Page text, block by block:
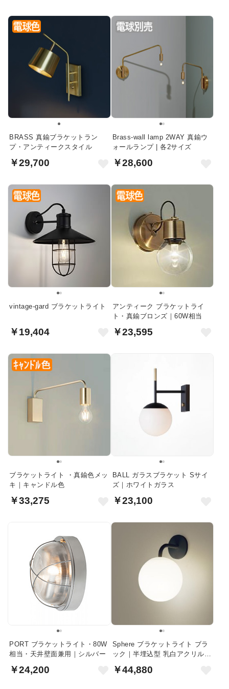
BRASS 真鍮ブラケットラン
プ・アンティークスタイル
￥29,700
Brass-wall lamp 2WAY 真鍮ウ
ォールランプ | 各2サイズ
￥28,600
vintage-gard ブラケットライト
￥19,404
アンティーク ブラケットライ
ト・真鍮ブロンズ｜60W相当
￥23,595
ブラケットライト ・真鍮色メッ
キ｜キャンドル色
￥33,275
BALL ガラスブラケット Sサイ
ズ｜ホワイトガラス
￥23,100
PORT ブラケットライト・80W
相当・天井壁面兼用｜シルバー
￥24,200
Sphere ブラケットライト ブラ
ック｜半埋込型 乳白アクリル球
￥44,880